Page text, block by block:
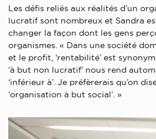
Les défis reliés aux réalités d’un
lucratif sont nombreux et Sandra
changer la façon dont les gens
organismes. « Dans une société
et le profit, ‘rentabilité’ est
‘à but non lucratif’ nous rend
‘inférieur à’. Je préfèrerais qu’on
‘organisation à but social’. »